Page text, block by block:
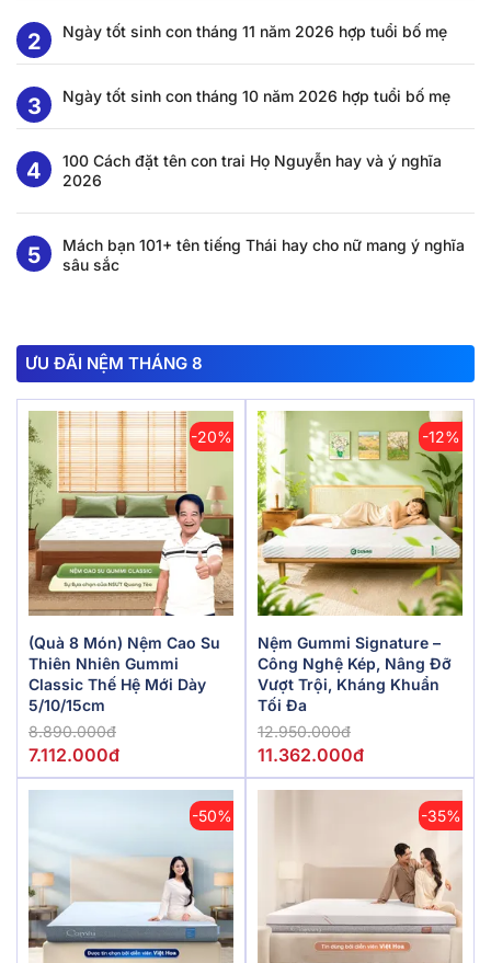
Ngày tốt sinh con tháng 11 năm 2026 hợp tuổi bố mẹ
Ngày tốt sinh con tháng 10 năm 2026 hợp tuổi bố mẹ
100 Cách đặt tên con trai Họ Nguyễn hay và ý nghĩa
2026
Mách bạn 101+ tên tiếng Thái hay cho nữ mang ý nghĩa
sâu sắc
ƯU ĐÃI NỆM THÁNG 8
-20%
(Quà 8 Món) Nệm Cao Su
Thiên Nhiên Gummi
Classic Thế Hệ Mới Dày
5/10/15cm
8.890.000đ
7.112.000đ
-12%
Nệm Gummi Signature –
Công Nghệ Kép, Nâng Đỡ
Vượt Trội, Kháng Khuẩn
Tối Đa
12.950.000đ
11.362.000đ
-50% -35%